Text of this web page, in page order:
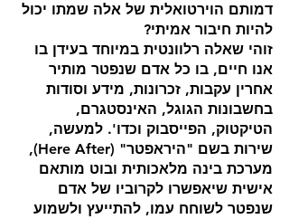
דמותם הוירטואלית של אלה שמתו יכול
להיות חיבור אמיתי?
זוהי שאלה רלוונטית במיוחד בעידן בו
אנו חיים, בו כל אדם שנפטר מותיר
אחרין עקבות, זכרונות, מידע וסודות
בחשבונות הגוגל, האינסטגרם,
הטיקטוק, הפייסבוק וכדו'. למעשה,
שירות בשם "היראפטר" (Here After),
מערכת בינה מלאכותית ובוט מותאם
אישית שיאפשרו לקרוביו של אדם
שנפטר לשוחח עמו, להתייעץ ולשמוע